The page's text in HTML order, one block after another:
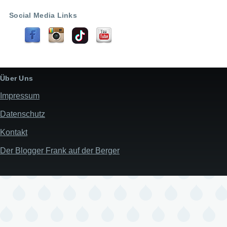
Social Media Links
Über Uns
Impressum
Datenschutz
Kontakt
Der Blogger Frank auf der Berger